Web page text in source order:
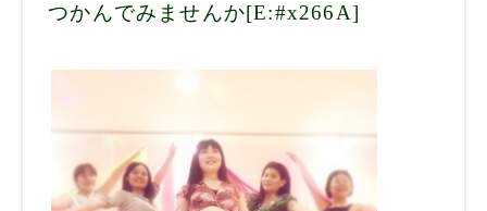
つかんでみませんか[E:#x266A]